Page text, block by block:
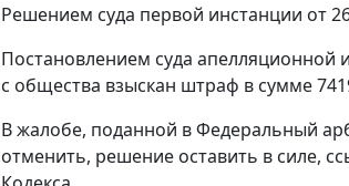
Решением суда первой инстанции от
Постановлением суда апелляционной
с общества взыскан штраф в сумме
В жалобе, поданной в Федеральный
отменить, решение оставить в силе,